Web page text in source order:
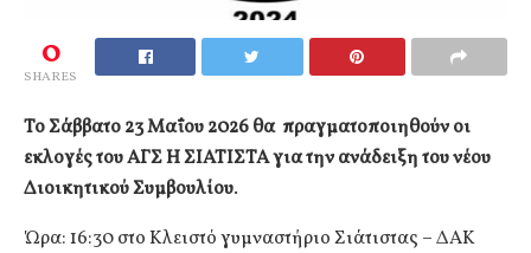
0
SHARES
Το Σάββατο 23 Μαΐου 2026 θα πραγματοποιηθούν οι
εκλογές του ΑΓΣ Η ΣΙΑΤΙΣΤΑ για την ανάδειξη του νέου
Διοικητικού Συμβουλίου.
Ώρα: 16:30 στο Κλειστό γυμναστήριο Σιάτιστας – ΔΑΚ